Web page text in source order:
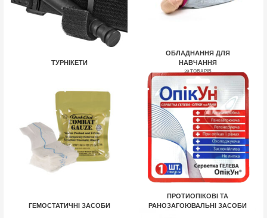
ТУРНІКЕТИ
ОБЛАДНАННЯ ДЛЯ
НАВЧАННЯ
28 ТОВАРІВ
ГЕМОСТАТИЧНІ ЗАСОБИ
ПРОТИОПІКОВІ ТА
РАНОЗАГОЮВАЛЬНІ ЗАСОБИ